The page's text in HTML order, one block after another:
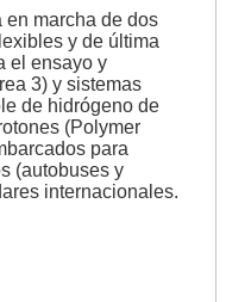
marcha de dos
y de última
el ensayo y
3) y sistemas
de hidrógeno de
(Polymer
para
(autobuses y
internacionales.